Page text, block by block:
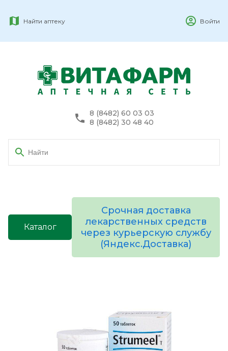
Найти аптеку Войти
8 (8482) 60 03 03
8 (8482) 30 48 40
Каталог
Срочная доставка
лекарственных средств
через курьерскую службу
(Яндекс.Доставка)